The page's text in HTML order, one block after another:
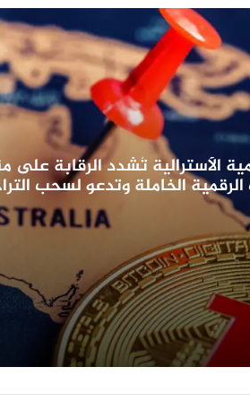
الأسترالية تُشدد الرقابة على
الرقمية الخاملة وتدعو لسحب